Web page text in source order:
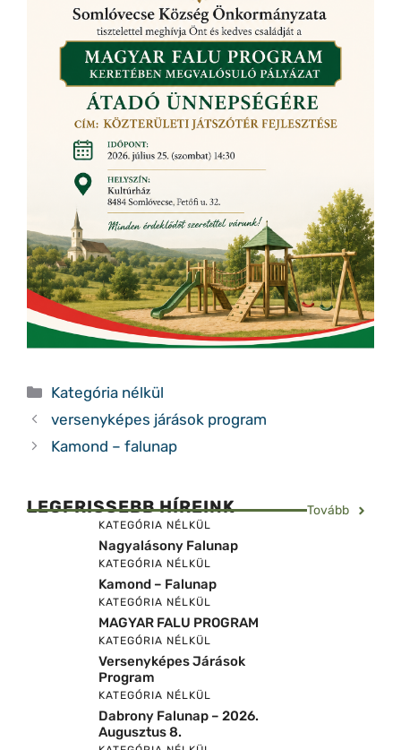
Kategória
Kategória nélkül
versenyképes járások program
Kamond – falunap
LEGFRISSEBB HÍREINK Tovább
KATEGÓRIA NÉLKÜL
Nagyalásony Falunap
KATEGÓRIA NÉLKÜL
Kamond – Falunap
KATEGÓRIA NÉLKÜL
MAGYAR FALU PROGRAM
KATEGÓRIA NÉLKÜL
Versenyképes Járások
Program
KATEGÓRIA NÉLKÜL
Dabrony Falunap – 2026.
Augusztus 8.